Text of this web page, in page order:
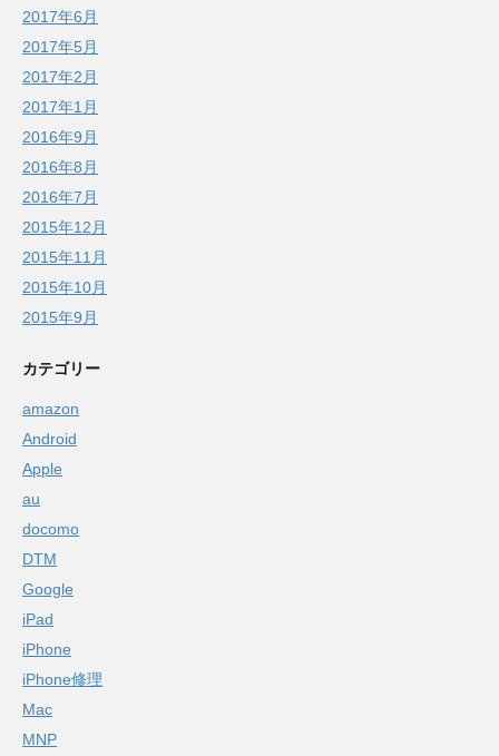
2017年6月
2017年5月
2017年2月
2017年1月
2016年9月
2016年8月
2016年7月
2015年12月
2015年11月
2015年10月
2015年9月
カテゴリー
amazon
Android
Apple
au
docomo
DTM
Google
iPad
iPhone
iPhone修理
Mac
MNP